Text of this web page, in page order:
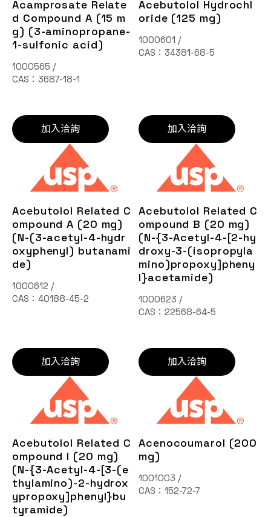
Acamprosate Relate
d Compound A (15 m
g) (3-aminopropane-
1-sulfonic acid)
1000565 /
CAS：3687-18-1
加入洽詢
Acebutolol Hydrochl
oride (125 mg)
1000601 /
CAS：34381-68-5
加入洽詢
Acebutolol Related C
ompound A (20 mg)
(N-(3-acetyl-4-hydr
oxyphenyl) butanami
de)
1000612 /
CAS：40188-45-2
加入洽詢
Acebutolol Related C
ompound B (20 mg)
(N-{3-Acetyl-4-[2-hy
droxy-3-(isopropyla
mino)propoxy]pheny
l}acetamide)
1000623 /
CAS：22568-64-5
加入洽詢
Acebutolol Related C
ompound I (20 mg)
(N-{3-Acetyl-4-[3-(e
thylamino)-2-hydrox
ypropoxy]phenyl}bu
tyramide)
Acenocoumarol (200
mg)
1001003 /
CAS：152-72-7